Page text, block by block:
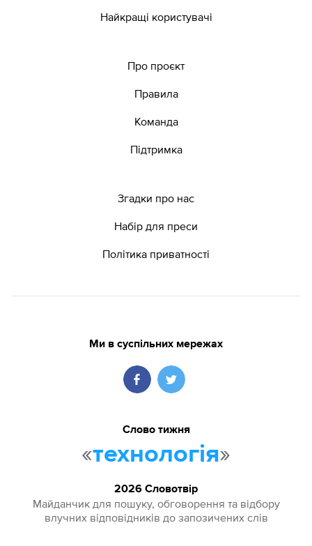
Найкращі користувачі
Про проєкт
Правила
Команда
Підтримка
Згадки про нас
Набір для преси
Політика приватності
Ми в суспільних мережах
Слово тижня
«технологія»
2026 Словотвір
Майданчик для пошуку, обговорення та відбору
влучних відповідників до запозичених слів